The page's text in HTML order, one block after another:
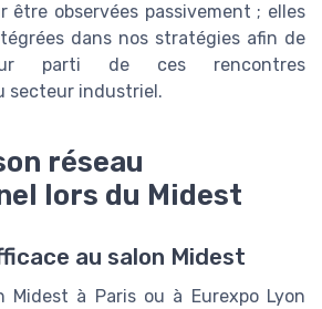
être observées passivement ; elles
dans nos stratégies afin de
parti de ces rencontres
secteur industriel.
réseau
lors du Midest
au salon Midest
Midest à Paris ou à Eurexpo Lyon